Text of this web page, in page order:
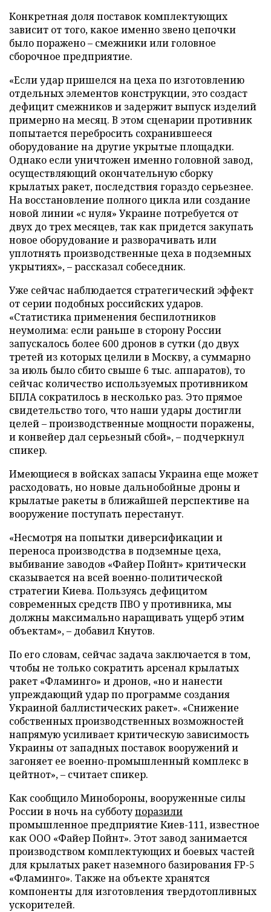
Конкретная доля поставок комплектующих
зависит от того, какое именно звено цепочки
было поражено – смежники или головное
сборочное предприятие.
«Если удар пришелся на цеха по изготовлению
отдельных элементов конструкции, это создаст
дефицит смежников и задержит выпуск изделий
примерно на месяц. В этом сценарии противник
попытается перебросить сохранившееся
оборудование на другие укрытые площадки.
Однако если уничтожен именно головной завод,
осуществляющий окончательную сборку
крылатых ракет, последствия гораздо серьезнее.
На восстановление полного цикла или создание
новой линии «с нуля» Украине потребуется от
двух до трех месяцев, так как придется закупать
новое оборудование и разворачивать или
уплотнять производственные цеха в подземных
укрытиях», – рассказал собеседник.
Уже сейчас наблюдается стратегический эффект
от серии подобных российских ударов.
«Статистика применения беспилотников
неумолима: если раньше в сторону России
запускалось более 600 дронов в сутки (до двух
третей из которых целили в Москву, а суммарно
за июль было сбито свыше 6 тыс. аппаратов), то
сейчас количество используемых противником
БПЛА сократилось в несколько раз. Это прямое
свидетельство того, что наши удары достигли
целей – производственные мощности поражены,
и конвейер дал серьезный сбой», – подчеркнул
спикер.
Имеющиеся в войсках запасы Украина еще может
расходовать, но новые дальнобойные дроны и
крылатые ракеты в ближайшей перспективе на
вооружение поступать перестанут.
«Несмотря на попытки диверсификации и
переноса производства в подземные цеха,
выбивание заводов «Файер Пойнт» критически
сказывается на всей военно-политической
стратегии Киева. Пользуясь дефицитом
современных средств ПВО у противника, мы
должны максимально наращивать ущерб этим
объектам», – добавил Кнутов.
По его словам, сейчас задача заключается в том,
чтобы не только сократить арсенал крылатых
ракет «Фламинго» и дронов, «но и нанести
упреждающий удар по программе создания
Украиной баллистических ракет». «Снижение
собственных производственных возможностей
напрямую усиливает критическую зависимость
Украины от западных поставок вооружений и
загоняет ее военно-промышленный комплекс в
цейтнот», – считает спикер.
Как сообщило Минобороны, вооруженные силы
России в ночь на субботупоразили
промышленное предприятие Киев-111, известное
как ООО «Файер Пойнт». Этот завод занимается
производством комплектующих и боевых частей
для крылатых ракет наземного базирования FP-5
«Фламинго». Также на объекте хранятся
компоненты для изготовления твердотопливных
ускорителей.